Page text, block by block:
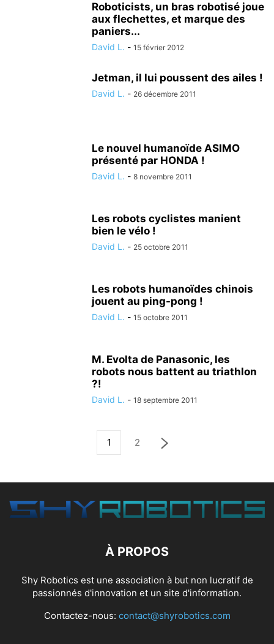
Roboticists, un bras robotisé joue
aux flechettes, et marque des
paniers...
David L. - 15 février 2012
Jetman, il lui poussent des ailes !
David L. - 26 décembre 2011
Le nouvel humanoïde ASIMO
présenté par HONDA !
David L. - 8 novembre 2011
Les robots cyclistes manient
bien le vélo !
David L. - 25 octobre 2011
Les robots humanoïdes chinois
jouent au ping-pong !
David L. - 15 octobre 2011
M. Evolta de Panasonic, les
robots nous battent au triathlon
?!
David L. - 18 septembre 2011
1 2
À PROPOS
Shy Robotics est une association à but non lucratif de
passionnés d'innovation et un site d'information.
Contactez-nous: contact@shyrobotics.com